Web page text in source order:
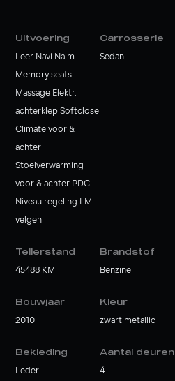
Uitvoering
Leer Navi Naim
Memory seats
Massage Elektr.
achterklep Softclose
Climate voor &
achter
Stoelverwarming
voor & achter PDC
Niveau regeling LM
velgen
Carrosserie
Sedan
Tellerstand
45488 KM
Brandstof
Benzine
Bouwjaar
2010
Kleur
zwart metallic
Bekleding
Leder
Aantal deuren
4